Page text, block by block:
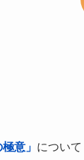
意」 について